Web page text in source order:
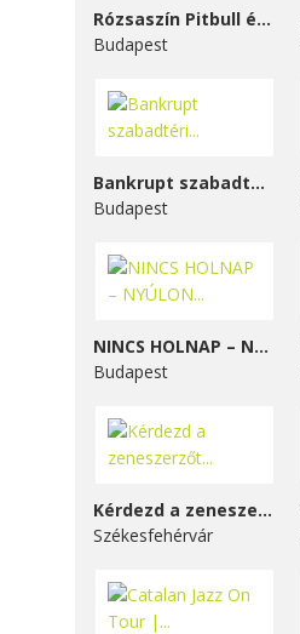
Rózsaszín Pitbull és...
Budapest
Bankrupt szabadtéri...
Budapest
NINCS HOLNAP – NYÚLON...
Budapest
Kérdezd a zeneszerzőt...
Székesfehérvár